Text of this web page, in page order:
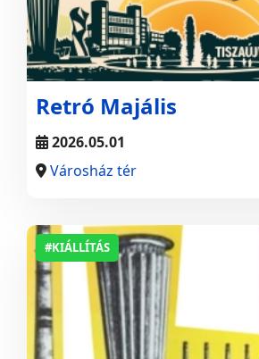
Retró Majális
2026.05.01
Városház tér
#KIÁLLÍTÁS